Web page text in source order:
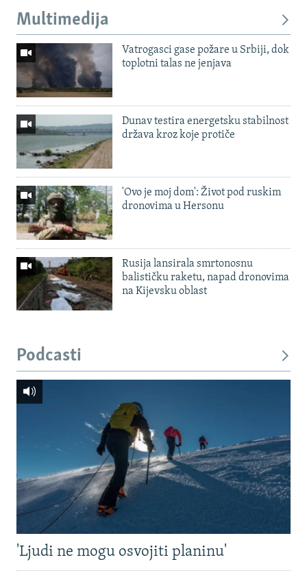
Multimedija
Vatrogasci gase požare u Srbiji, dok
toplotni talas ne jenjava
Dunav testira energetsku stabilnost
država kroz koje protiče
'Ovo je moj dom': Život pod ruskim
dronovima u Hersonu
Rusija lansirala smrtonosnu
balističku raketu, napad dronovima
na Kijevsku oblast
Podcasti
'Ljudi ne mogu osvojiti planinu'